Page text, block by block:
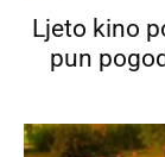
Ljeto kino
pun